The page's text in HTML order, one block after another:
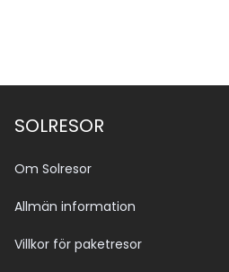
SOLRESOR
Om Solresor
Allmän information
Villkor för paketresor